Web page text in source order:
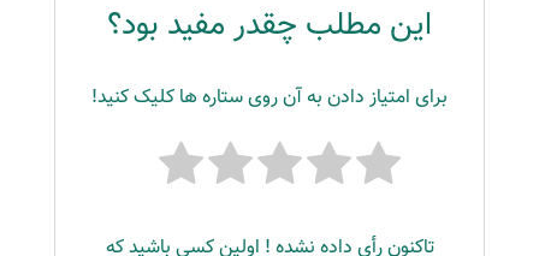
این مطلب چقدر مفید بود؟
برای امتیاز دادن به آن روی ستاره ها کلیک کنید!
تاکنون رأی داده نشده ! اولین کسی باشید که